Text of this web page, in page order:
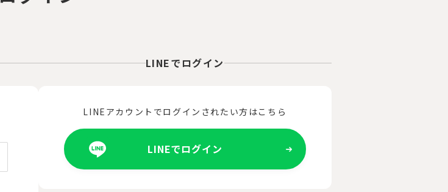
LINEでログイン
LINEアカウントでログインされたい方はこちら
LINEでログイン